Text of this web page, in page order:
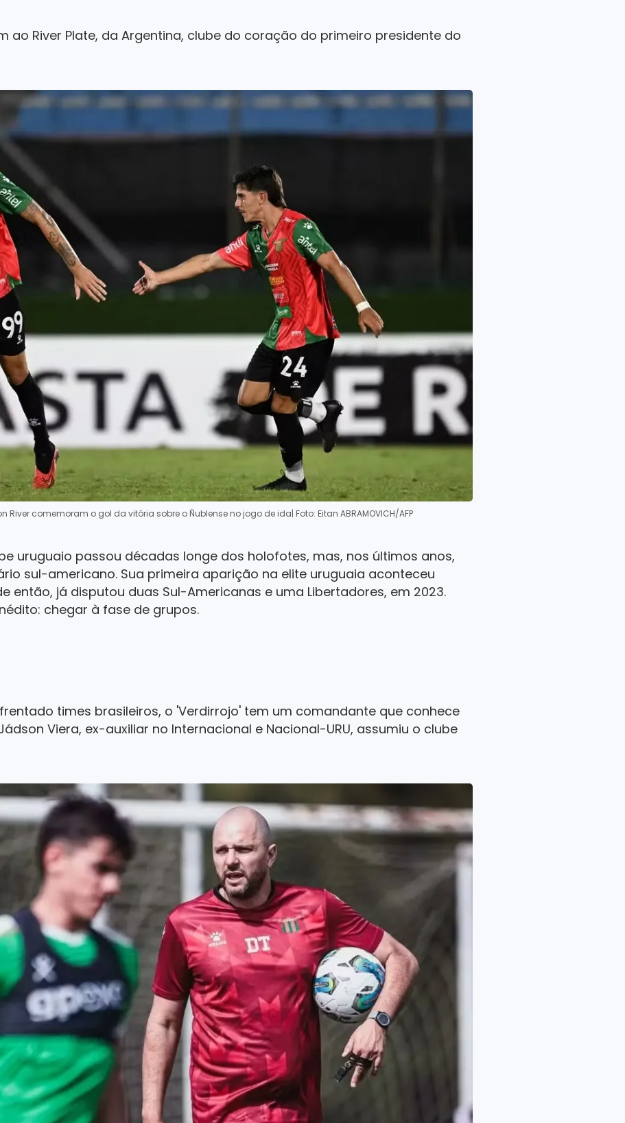
ao River Plate, da Argentina, clube do coração do primeiro presidente do
River comemoram o gol da vitória sobre o Ñublense no jogo de ida| Foto: Eitan ABRAMOVICH/AFP
uruguaio passou décadas longe dos holofotes, mas, nos últimos anos,
sul-americano. Sua primeira aparição na elite uruguaia aconteceu
então, já disputou duas Sul-Americanas e uma Libertadores, em 2023.
chegar à fase de grupos.
times brasileiros, o 'Verdirrojo' tem um comandante que conhece
Viera, ex-auxiliar no Internacional e Nacional-URU, assumiu o clube